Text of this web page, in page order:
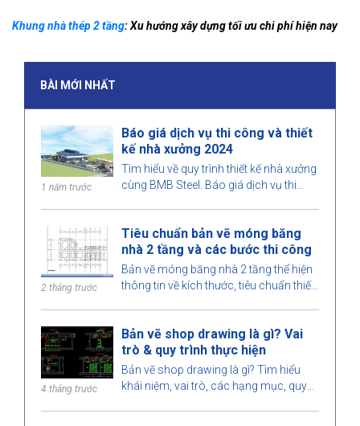
Khung nhà thép 2 tầng: Xu hướng xây dựng tối ưu chi phí hiện nay
BÀI MỚI NHẤT
1 năm trước
Báo giá dịch vụ thi công và thiết
kế nhà xưởng 2024
Tìm hiểu về quy trình thiết kế nhà xưởng
cùng BMB Steel. Báo giá dịch vụ thi
lượng công trình.
2 tháng trước
Tiêu chuẩn bản vẽ móng băng
nhà 2 tầng và các bước thi công
Bản vẽ móng băng nhà 2 tầng thể hiện
thông tin về kích thước, tiêu chuẩn thiết
4 tháng trước
Bản vẽ shop drawing là gì? Vai
trò & quy trình thực hiện
Bản vẽ shop drawing là gì? Tìm hiểu
khái niệm, vai trò, các hạng mục, quy